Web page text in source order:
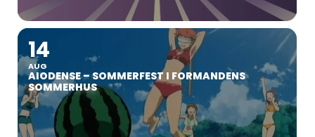
14
AUG
AIODENSE – SOMMERFEST I FORMANDENS
SOMMERHUS